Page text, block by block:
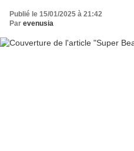
Publié le 15/01/2025 à 21:42
Par evenusia